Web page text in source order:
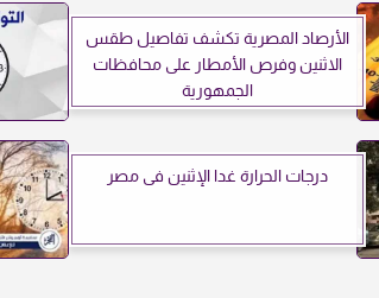
الأرصاد المصرية تكشف تفاصيل طقس
الاثنين وفرص الأمطار على محافظات
الجمهورية
درجات الحرارة غدا الإثنين فى مصر